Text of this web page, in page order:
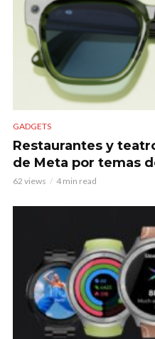
GADGETS
Restaurantes y
de Meta por temas
62 views 4 min read